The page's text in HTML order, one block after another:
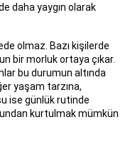
daha yaygın olarak
olmaz. Bazı kişilerde
bir morluk ortaya çıkar.
bu durumun altında
yaşam tarzına,
ise günlük rutinde
kurtulmak mümkün